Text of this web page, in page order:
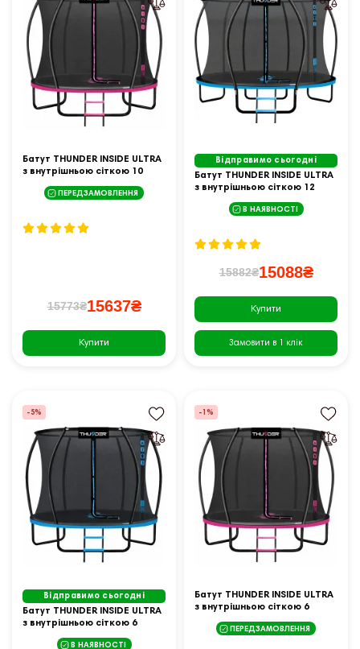
Батут THUNDER INSIDE ULTRA
з внутрішньою сіткою 10
ПЕРЕДЗАМОВЛЕННЯ
15773₴15637₴
Купити
Відправимо сьогодні
Батут THUNDER INSIDE ULTRA
з внутрішньою сіткою 12
блакитнийВ НАЯВНОСТІ
15882₴15088₴
Купити
Замовити в 1 клік
-5%
Відправимо сьогодні
Батут THUNDER INSIDE ULTRA
з внутрішньою сіткою 6
В НАЯВНОСТІ
-1%
Батут THUNDER INSIDE ULTRA
з внутрішньою сіткою 6
ПЕРЕДЗАМОВЛЕННЯ